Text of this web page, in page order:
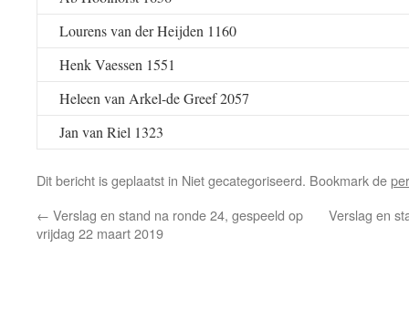
Lourens van der Heijden 1160
Henk Vaessen 1551
Heleen van Arkel-de Greef 2057
Jan van Riel 1323
Dit bericht is geplaatst in Niet gecategoriseerd. Bookmark de
← Verslag en stand na ronde 24, gespeeld op
vrijdag 22 maart 2019
Verslag en